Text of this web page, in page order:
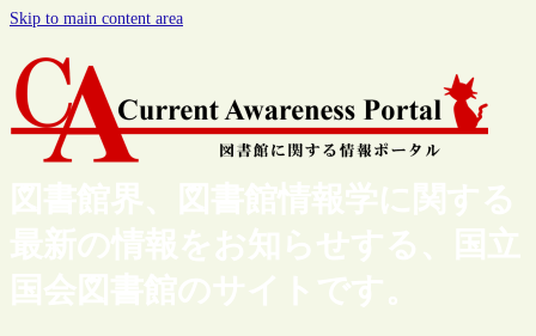
Skip to main content area
図書館界、図書館情報学に関する
最新の情報をお知らせする、国立
国会図書館のサイトです。